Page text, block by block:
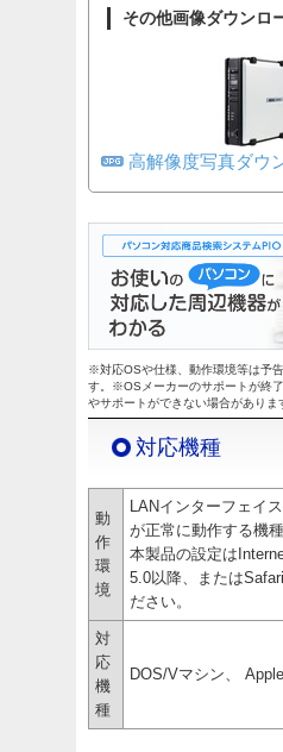
その他画像ダウンロ
高解像度写真ダウ
※対応OSや仕様、動作環境等は予
す。※OSメーカーのサポートが終
やサポートができない場合がありま
対応機種
動
作
環
境
LANインターフェイ
が正常に動作する機種
本製品の設定は
5.0以降、または
ださい。
対
応
機
種
DOS/Vマシン、